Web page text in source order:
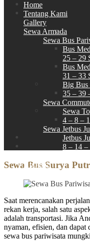
Home
Tentang Kami
Gallery
Sewa Armada
Sewa Bus
Bus
25 – 29
Bus
31 – 33
Big
35 – 39
Sewa
Sewa
4 – 8 –
Sewa Jetbus
Jetbus
8 – 14 –
Hubungi
Sewa Bus Surya
Saat merencanakan
rekan kerja, salah satu
adalah transportasi. Jika
nyaman, efisien, dan
sewa bus pariwisata